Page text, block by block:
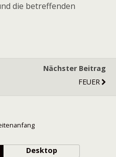
die betreffenden
Nächster Beitrag
FEUER
Desktop